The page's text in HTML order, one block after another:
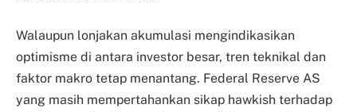
Walaupun lonjakan akumulasi mengindikasikan
optimisme di antara investor besar, tren teknikal dan
faktor makro tetap menantang. Federal Reserve AS
yang masih mempertahankan sikap hawkish terhadap